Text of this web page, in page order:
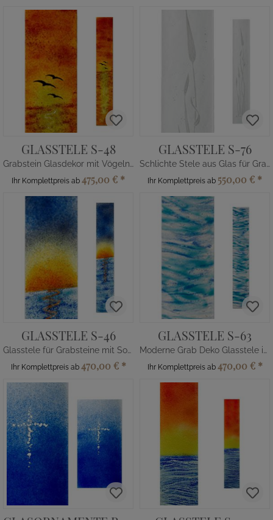
GLASSTELE S-48
Grabstein Glasdekor mit Vögeln vor Horizont
Ihr Komplettpreis ab 475,00 € *
GLASSTELE S-76
Schlichte Stele aus Glas für Grabstein in Weiß
Ihr Komplettpreis ab 550,00 € *
GLASSTELE S-46
Glasstele für Grabsteine mit Sonnenuntergang
Ihr Komplettpreis ab 470,00 € *
GLASSTELE S-63
Moderne Grab Deko Glasstele in Blau
Ihr Komplettpreis ab 470,00 € *